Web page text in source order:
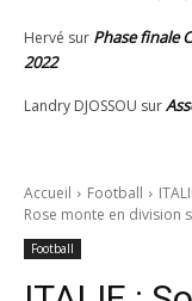
Hervé sur Phase finale
2022
Landry DJOSSOU sur